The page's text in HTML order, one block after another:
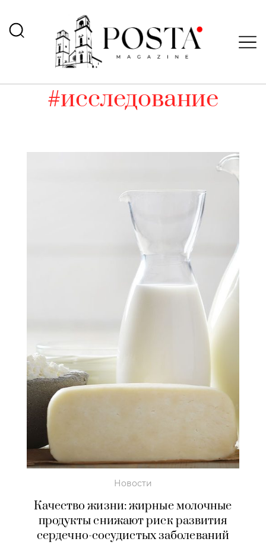
#исследование
Новости
Качество жизни: жирные молочные
продукты снижают риск развития
сердечно-сосудистых заболеваний